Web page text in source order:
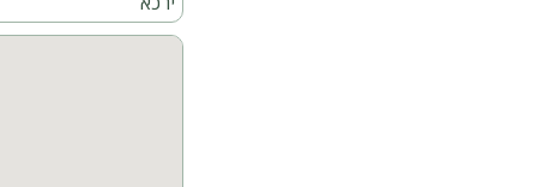
חדר רחצה חיצוני מעוצב
משחק שולחן פינג פונג